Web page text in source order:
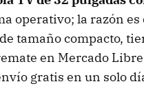
operativo; la razón es
tamaño compacto,
en Mercado
gratis en un solo